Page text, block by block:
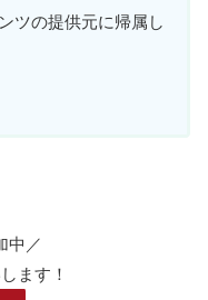
ツの提供元に帰属し
中／
ます！